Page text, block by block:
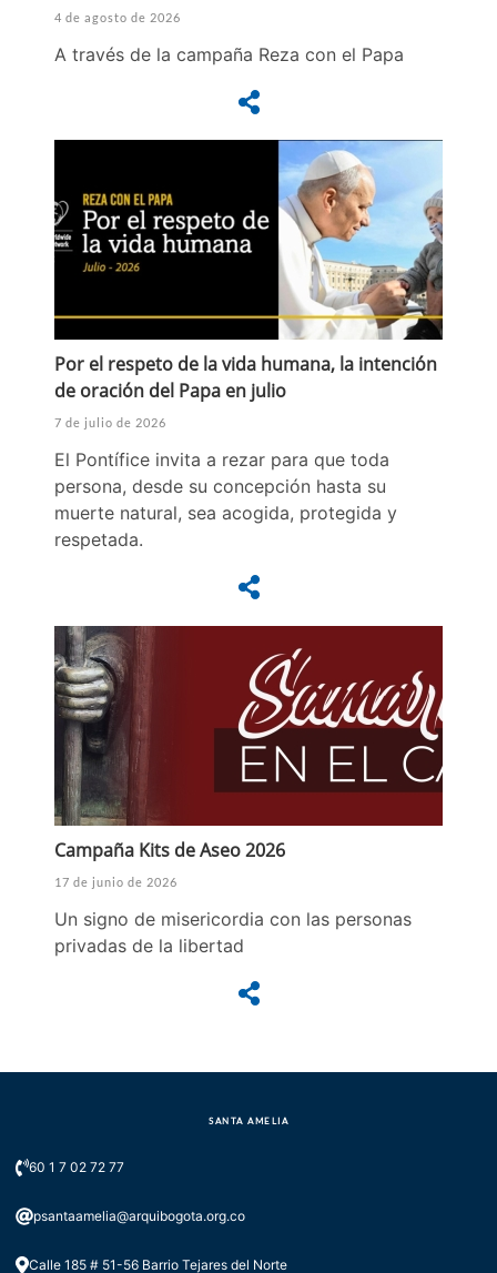
4 de agosto de 2026
A través de la campaña Reza con el Papa
Por el respeto de la vida humana, la intención
de oración del Papa en julio
7 de julio de 2026
El Pontífice invita a rezar para que toda
persona, desde su concepción hasta su
muerte natural, sea acogida, protegida y
respetada.
Campaña Kits de Aseo 2026
17 de junio de 2026
Un signo de misericordia con las personas
privadas de la libertad
SANTA AMELIA
60 1 7 02 72 77
psantaamelia@arquibogota.org.co
Calle 185 # 51-56 Barrio Tejares del Norte